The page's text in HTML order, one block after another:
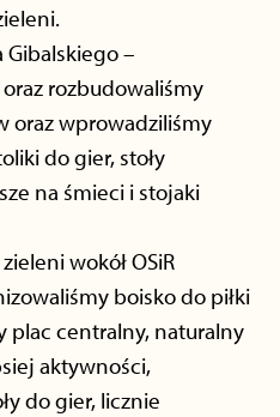
Gibalskiego –
rozbudowaliśmy
oraz wprowadziliśmy
do gier, stoły
na śmieci i stojaki
wokół OSiR
boisko do piłki
plac centralny, naturalny
aktywności,
do gier, licznie